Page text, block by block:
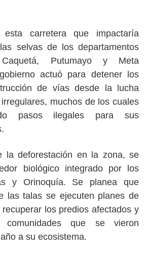
carretera que impactaría
selvas de los departamentos
Putumayo y Meta
actuó para detener los
de vías desde la lucha
muchos de los cuales
pasos ilegales para sus
la deforestación en la zona, se
biológico integrado por los
y Orinoquía. Se planea que
las talas se ejecuten planes de
los predios afectados y
que se vieron
a su ecosistema.